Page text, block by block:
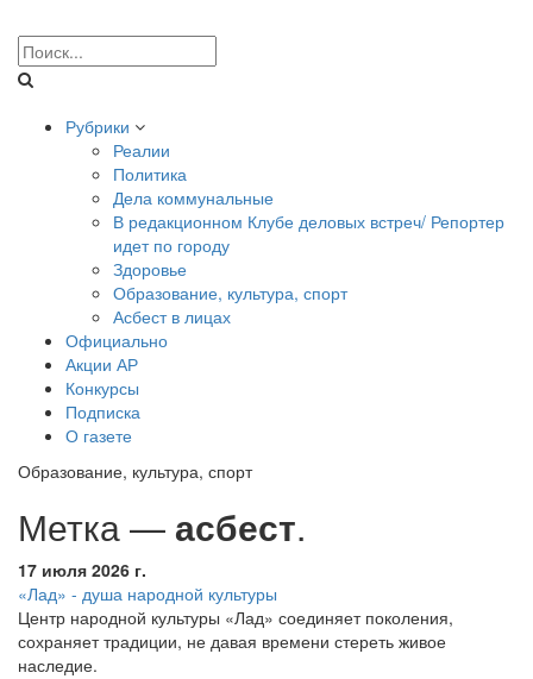
Рубрики
Реалии
Политика
Дела коммунальные
В редакционном Клубе деловых встреч/ Репортер
идет по городу
Здоровье
Образование, культура, спорт
Асбест в лицах
Официально
Акции АР
Конкурсы
Подписка
О газете
Образование, культура, спорт
Метка — асбест.
17 июля 2026 г.
«Лад» - душа народной культуры
Центр народной культуры «Лад» соединяет поколения,
сохраняет традиции, не давая времени стереть живое
наследие.